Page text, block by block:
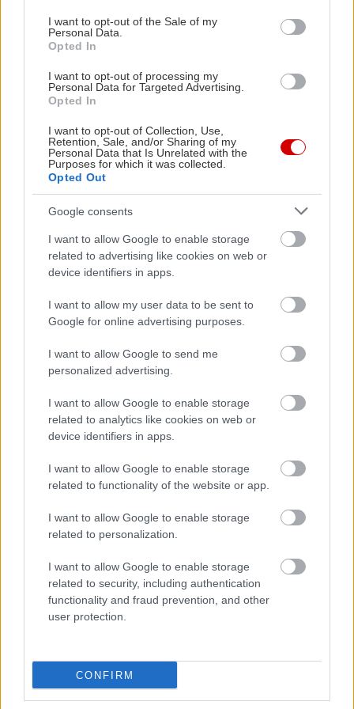
consent section.
I want to opt-out of the Sale of my
Personal Data.
Opted In
I want to opt-out of processing my
Personal Data for Targeted Advertising.
Opted In
I want to opt-out of Collection, Use,
Retention, Sale, and/or Sharing of my
Personal Data that Is Unrelated with the
Purposes for which it was collected.
Opted Out
Google consents
I want to allow Google to enable storage
related to advertising like cookies on web or
device identifiers in apps.
I want to allow my user data to be sent to
Google for online advertising purposes.
I want to allow Google to send me
personalized advertising.
I want to allow Google to enable storage
related to analytics like cookies on web or
device identifiers in apps.
I want to allow Google to enable storage
related to functionality of the website or app.
I want to allow Google to enable storage
related to personalization.
I want to allow Google to enable storage
related to security, including authentication
functionality and fraud prevention, and other
user protection.
CONFIRM
ανακαλύψεις, ξέρεις ήδη ότι η πραγματική γοητεία
βρίσκεται στα γύρω στενά.
Οι οδοί Βουλής και Ομήρου ξεδιπλώνουν μπροστά
σου εντυπωσιακά κτίρια με ιδιαίτερο χαρακτήρα,
ενώ από κάθε γωνιά αναδύονται αρώματα από
έθνικ και ασιατικές κουζίνες που συγκαταλέγονται
στις πιο ενδιαφέρουσες της πόλης. Λίγο πιο πέρα,
Κολοκοτρώνη, αποπνέουν κάτι από τον παλμό
μιας μεγάλης ευρωπαϊκής μητρόπολης: μικρά
καταστήματα, πολύχρωμα γκραφίτι, στοές με
που σε προσκαλούν να τα ανακαλύψεις,
καινούριο σε περιμένει στη γωνία.
Από τοΜετςστο Παγκράτι, μέσα από δύο
λόφους
Διασχίζεις τα δρομάκια μιας από τις πιο μποέμ